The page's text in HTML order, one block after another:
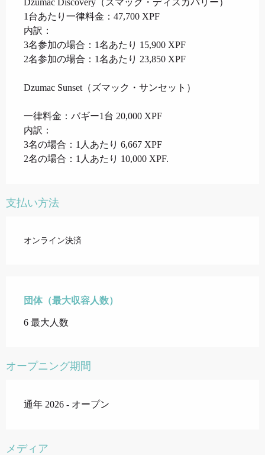
Dzumac Discovery（ズマック・ディスカバリー）
1台あたり一律料金：47,700 XPF
内訳：
3名参加の場合：1名あたり 15,900 XPF
2名参加の場合：1名あたり 23,850 XPF
Dzumac Sunset（ズマック・サンセット）
一律料金：バギー1台 20,000 XPF
内訳：
3名の場合：1人あたり 6,667 XPF
2名の場合：1人あたり 10,000 XPF.
支払い方法
オンライン決済
団体（最大収容人数）
団体（最大収容人数）
6 最大人数
オープニング期間
通年 2026 - オープン
メディア